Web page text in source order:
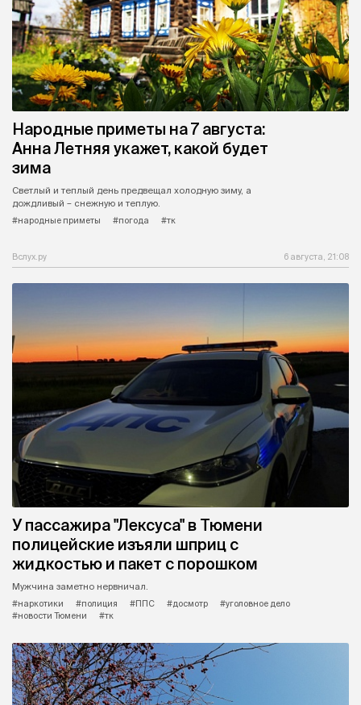
Народные приметы на 7 августа:
Анна Летняя укажет, какой будет
зима
Светлый и теплый день предвещал холодную зиму, а
дождливый – снежную и теплую.
#народные приметы
#погода #тк
Вслух.ру 6 августа, 21:08
У пассажира "Лексуса" в Тюмени
полицейские изъяли шприц с
жидкостью и пакет с порошком
Мужчина заметно нервничал.
#наркотики
#полиция #ППС #досмотр
#уголовное дело
#новости Тюмени
#тк